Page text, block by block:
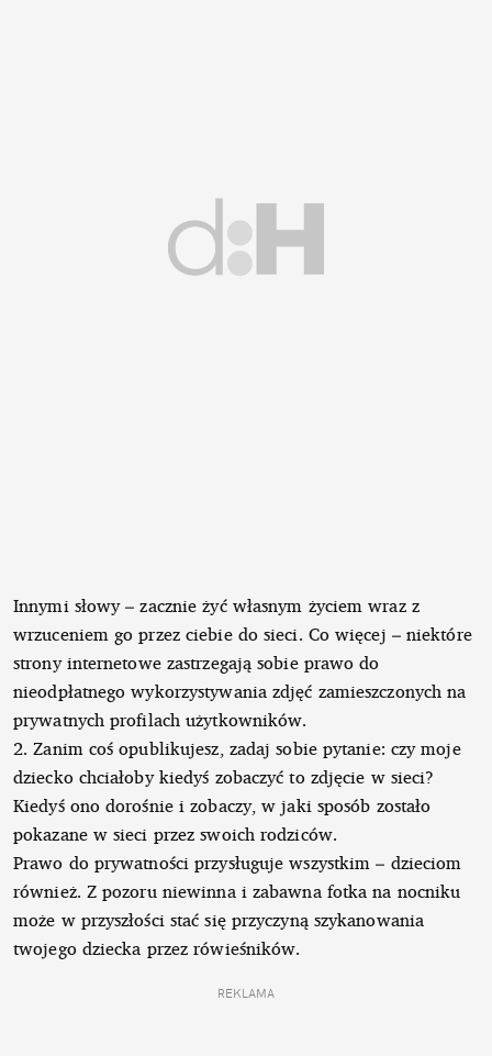
Innymi słowy – zacznie żyć własnym życiem wraz z
wrzuceniem go przez ciebie do sieci. Co więcej – niektóre
strony internetowe zastrzegają sobie prawo do
nieodpłatnego wykorzystywania zdjęć zamieszczonych na
prywatnych profilach użytkowników.
2. Zanim coś opublikujesz, zadaj sobie pytanie: czy moje
dziecko chciałoby kiedyś zobaczyć to zdjęcie w sieci?
Kiedyś ono dorośnie i zobaczy, w jaki sposób zostało
pokazane w sieci przez swoich rodziców.
Prawo do prywatności przysługuje wszystkim – dzieciom
również. Z pozoru niewinna i zabawna fotka na nocniku
może w przyszłości stać się przyczyną szykanowania
twojego dziecka przez rówieśników.
REKLAMA